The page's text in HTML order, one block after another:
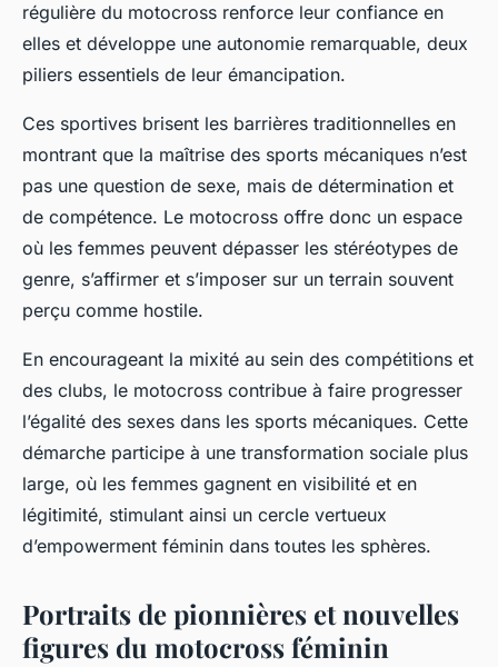
régulière du motocross renforce leur confiance en
elles et développe une autonomie remarquable, deux
piliers essentiels de leur émancipation.
Ces sportives brisent les barrières traditionnelles en
montrant que la maîtrise des sports mécaniques n’est
pas une question de sexe, mais de détermination et
de compétence. Le motocross offre donc un espace
où les femmes peuvent dépasser les stéréotypes de
genre, s’affirmer et s’imposer sur un terrain souvent
perçu comme hostile.
En encourageant la mixité au sein des compétitions et
des clubs, le motocross contribue à faire progresser
l’égalité des sexes dans les sports mécaniques. Cette
démarche participe à une transformation sociale plus
large, où les femmes gagnent en visibilité et en
légitimité, stimulant ainsi un cercle vertueux
d’empowerment féminin dans toutes les sphères.
Portraits de pionnières et nouvelles
figures du motocross féminin